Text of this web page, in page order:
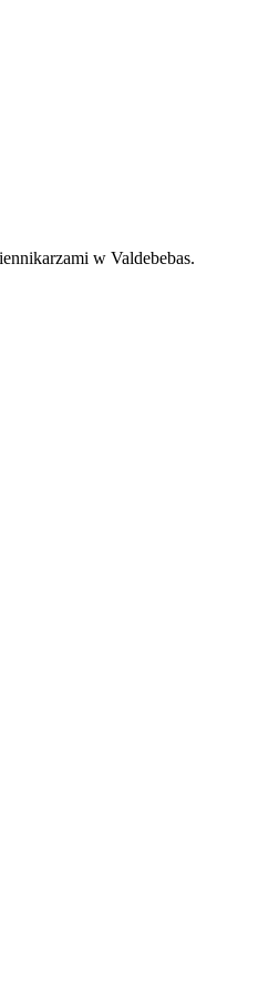
w Valdebebas.